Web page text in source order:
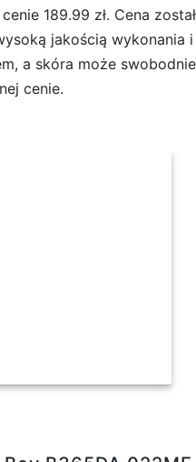
189.99 zł. Cena
jakością
a skóra może
cenie.
C2306 S Żółty